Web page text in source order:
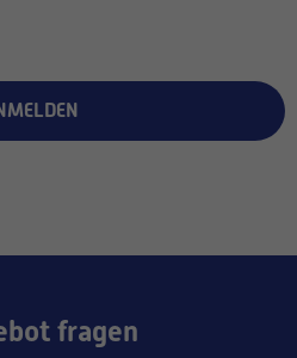
fragen